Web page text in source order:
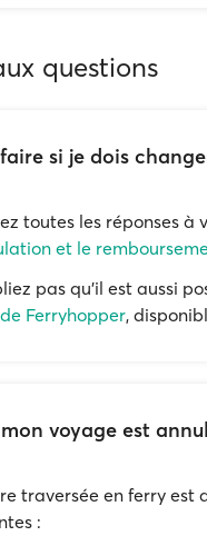
questions
si je dois
toutes les réponses à
et le
pas qu'il est aussi
Ferryhopper,
voyage est
traversée en ferry est
: